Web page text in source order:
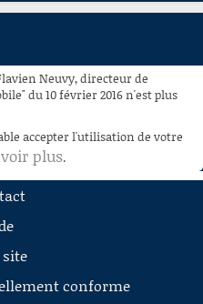
Neuvy, directeur de
du 10 février 2016 n'est plus
accepter l'utilisation de votre
plus.
conforme